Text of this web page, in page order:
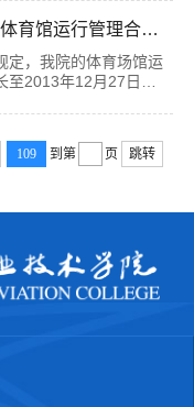
第...
上海民航职业技术学院体育馆运行管理合作招标补充公告
定，我院的体育场馆运
至2013年12月27日
109 到第 页 跳转